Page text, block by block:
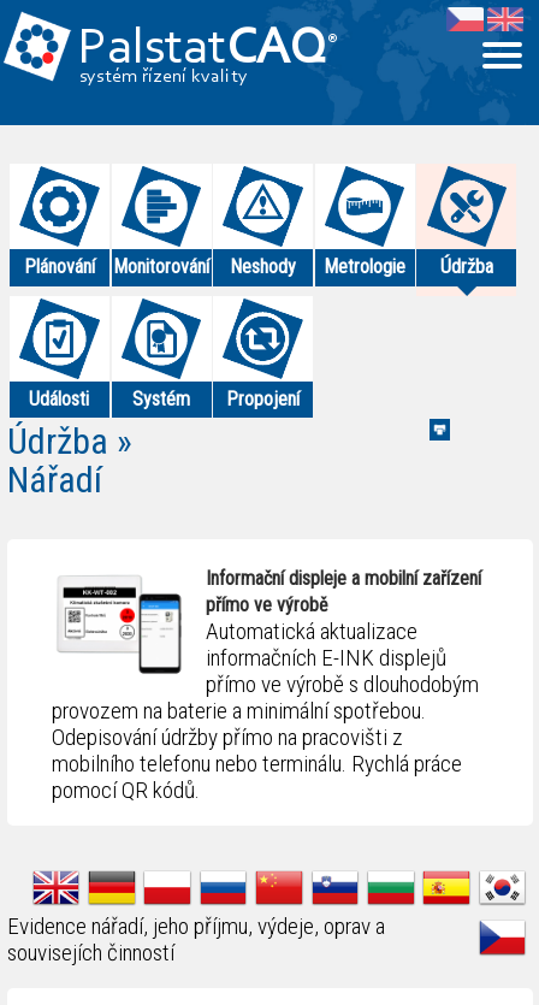
PalstatCAQ®
systém řízení kvality
Plánování Monitorování Neshody Metrologie Údržba
Události Systém Propojení
Údržba »
Nářadí
Informační displeje a mobilní zařízení
přímo ve výrobě
Automatická aktualizace
informačních E-INK displejů
přímo ve výrobě s dlouhodobým
provozem na baterie a minimální spotřebou.
Odepisování údržby přímo na pracovišti z
mobilního telefonu nebo terminálu. Rychlá práce
pomocí QR kódů.
Evidence nářadí, jeho příjmu, výdeje, oprav a
souvisejích činností